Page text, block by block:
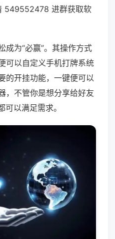
549552478 进群获取软
成为“必赢”。其操作方式
可以自定义手机打牌系统
的开挂功能，一键便可以
，不管你是想分享给好友
以满足需求。